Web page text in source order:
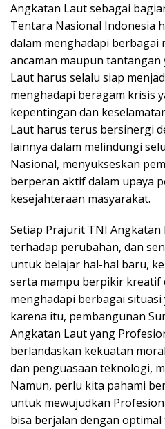
Angkatan Laut sebagai
Tentara Nasional Indonesia
dalam menghadapi berbagai
ancaman maupun tantangan
Laut harus selalu siap
menghadapi beragam krisis
kepentingan dan
Laut harus terus bersinergi
lainnya dalam melindungi
Nasional, menyukseskan
berperan aktif dalam upaya
kesejahteraan masyarakat.
Setiap Prajurit TNI
terhadap perubahan, dan
untuk belajar hal-hal baru,
serta mampu berpikir kreatif
menghadapi berbagai
karena itu, pembangunan
Angkatan Laut yang
berlandaskan kekuatan
dan penguasaan teknologi,
Namun, perlu kita pahami
untuk mewujudkan
bisa berjalan dengan